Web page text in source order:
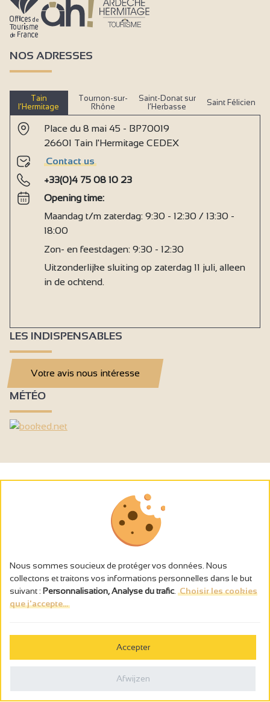
NOS ADRESSES
Tain
l’Hermitage
Tournon-sur-
Rhône
Saint-Donat sur
l’Herbasse
Saint Félicien
Place du 8 mai 45 - BP70019
26601 Tain l'Hermitage CEDEX
Contact us
+33(0)4 75 08 10 23
Opening time:
Maandag t/m zaterdag: 9:30 - 12:30 / 13:30 -
18:00
Zon- en feestdagen: 9:30 - 12:30
Uitzonderlijke sluiting op zaterdag 11 juli, alleen
in de ochtend.
LES INDISPENSABLES
Votre avis nous intéresse
MÉTÉO
L’abus d’alcool est dangereux pour la santé, à consommer avec
Politique de confidentialité
Nous sommes soucieux de protéger vos données. Nous
collectons et traitons vos informations personnelles dans le but
suivant : Personnalisation, Analyse du trafic Choisir les cookies
que j'accepte...
Accepter
Afwijzen